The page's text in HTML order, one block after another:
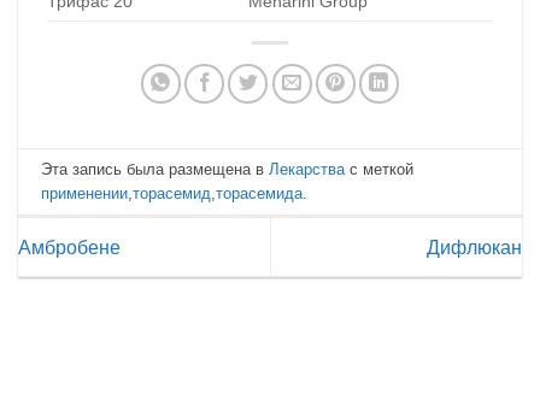
Эта запись была размещена в Лекарства с меткой
применении ,торасемид ,торасемида
Амбробене Дифлюкан